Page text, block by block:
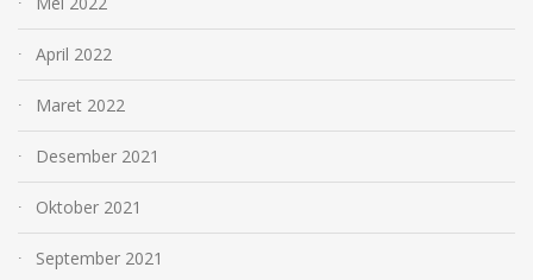
April 2022
Maret 2022
Desember 2021
Oktober 2021
September 2021